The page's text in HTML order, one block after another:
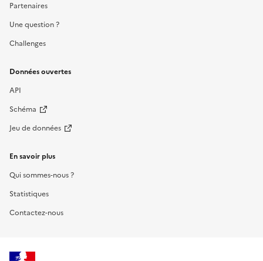
Partenaires
Une question ?
Challenges
Données ouvertes
API
Schéma
Jeu de données
En savoir plus
Qui sommes-nous ?
Statistiques
Contactez-nous